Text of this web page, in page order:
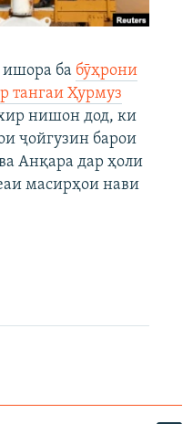
ба бӯҳрони
тангаи Ҳурмуз
нишон дод, ки
ҷойгузин барои
Анқара дар ҳоли
масирҳои нави